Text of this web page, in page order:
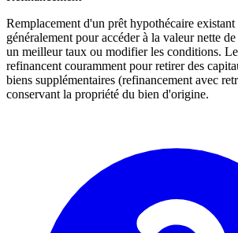
Remplacement d'un prêt hypothécaire
généralement pour accéder à la valeur nette
un meilleur taux ou modifier les conditions.
refinancent couramment pour retirer des
biens supplémentaires (refinancement avec
conservant la propriété du bien d'origine.